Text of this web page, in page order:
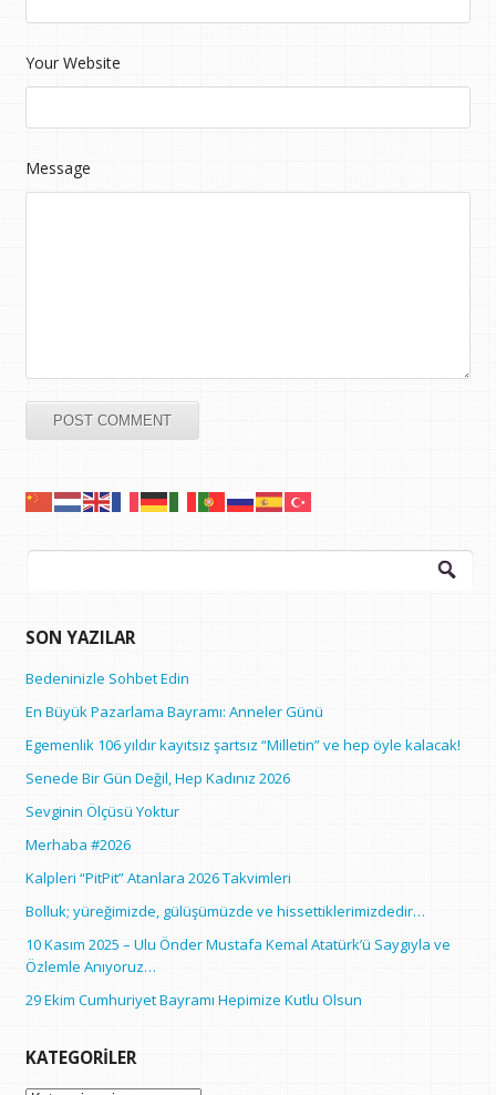
Your Website
Message
Arama:
SON YAZILAR
Bedeninizle Sohbet Edin
En Büyük Pazarlama Bayramı: Anneler Günü
Egemenlik 106 yıldır kayıtsız şartsız “Milletin” ve hep öyle kalacak!
Senede Bir Gün Değil, Hep Kadınız 2026
Sevginin Ölçüsü Yoktur
Merhaba #2026
Kalpleri “PitPit” Atanlara 2026 Takvimleri
Bolluk; yüreğimizde, gülüşümüzde ve hissettiklerimizdedir…
10 Kasım 2025 – Ulu Önder Mustafa Kemal Atatürk’ü Saygıyla ve
Özlemle Anıyoruz…
29 Ekim Cumhuriyet Bayramı Hepimize Kutlu Olsun
KATEGORILER